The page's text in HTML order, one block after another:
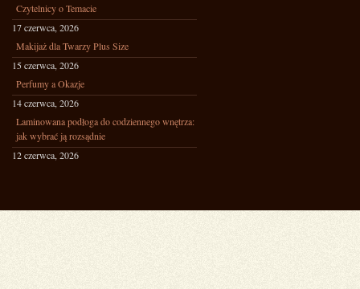
Czytelnicy o Temacie
17 czerwca, 2026
Makijaż dla Twarzy Plus Size
15 czerwca, 2026
Perfumy a Okazje
14 czerwca, 2026
Laminowana podłoga do codziennego wnętrza:
jak wybrać ją rozsądnie
12 czerwca, 2026